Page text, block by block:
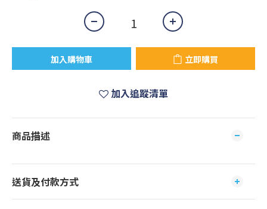
加入購物車 立即購買
加入追蹤清單
商品描述
送貨及付款方式